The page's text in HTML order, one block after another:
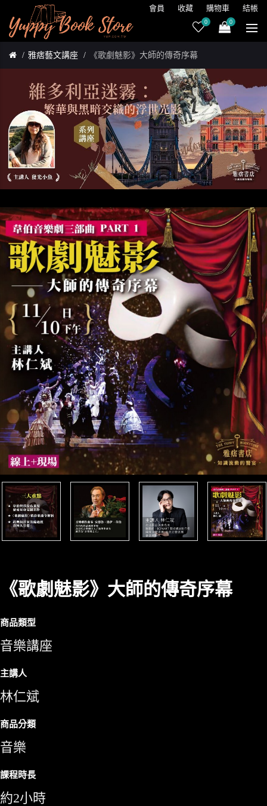
會員 收藏 購物車 結帳
0 0
雅痞藝文講座 《歌劇魅影》大師的傳奇序幕
《歌劇魅影》大師的傳奇序幕
商品類型
音樂講座
主講人
林仁斌
商品分類
音樂
課程時長
約2小時